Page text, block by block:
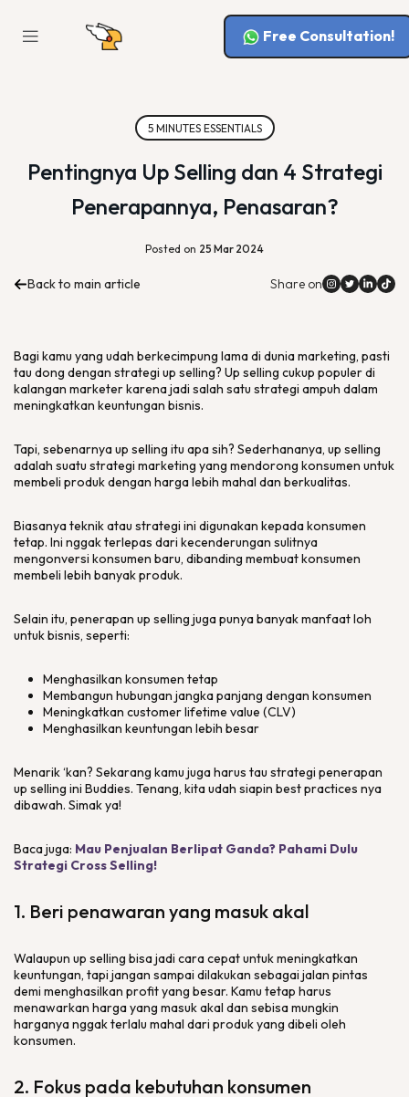
Free Consultation!
5 MINUTES ESSENTIALS
Pentingnya Up Selling dan 4 Strategi
Penerapannya, Penasaran?
Posted on 25 Mar 2024
Back to main article Share on
Bagi kamu yang udah berkecimpung lama di duniamarketing, pasti
tau dong dengan strategi up selling? Up selling cukup populer di
kalangan marketerkarena jadi salah satu strategi ampuh dalam
meningkatkan keuntungan bisnis.
Tapi, sebenarnyaup selling itu apa sih? Sederhananya, up selling
adalah suatu strategi marketing yang mendorong konsumen untuk
membeli produk dengan harga lebih mahal dan berkualitas.
Biasanya teknik atau strategi ini digunakan kepada konsumen
tetap. Ini nggak terlepas dari kecenderungan sulitnya
mengonversi konsumen baru, dibanding membuat konsumen
membeli lebih banyak produk.
Selain itu, penerapan up selling juga punya banyak manfaat loh
untuk bisnis, seperti:
Menghasilkan konsumen tetap
Membangun hubungan jangka panjang dengan konsumen
Meningkatkan customer lifetime value (CLV)
Menghasilkan keuntungan lebih besar
Menarik ‘kan? Sekarang kamu juga harus tau strategi penerapan
up selling ini Buddies. Tenang, kita udah siapin best practices nya
dibawah. Simak ya!
Baca juga: Mau Penjualan Berlipat Ganda? Pahami Dulu
Strategi Cross Selling!
1. Beri penawaran yang masuk akal
Walaupun up selling bisa jadi cara cepat untuk meningkatkan
keuntungan, tapi jangan sampai dilakukan sebagai jalan pintas
demi menghasilkan profit yang besar. Kamu tetap harus
menawarkan harga yang masuk akal dan sebisa mungkin
harganya nggak terlalu mahal dari produk yang dibeli oleh
konsumen.
2. Fokus pada kebutuhan konsumen